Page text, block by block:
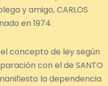
y amigo, CARLOS
en 1974.
concepto de ley según
con el de SANTO
la dependencia